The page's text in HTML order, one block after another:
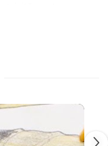
culori.
și
proiecte